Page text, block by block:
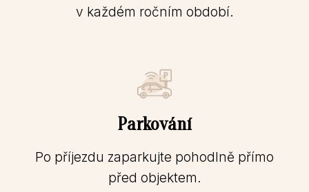
v každém ročním období.
Parkování
Po příjezdu zaparkujte pohodlně přímo
před objektem.